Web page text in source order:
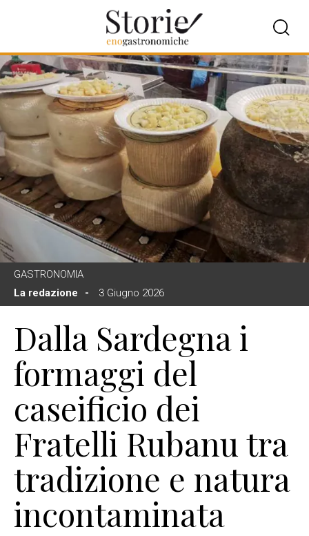
GASTRONOMIA
La redazione
3 Giugno 2026
Dalla Sardegna i
formaggi del
caseificio dei
Fratelli Rubanu tra
tradizione e natura
incontaminata